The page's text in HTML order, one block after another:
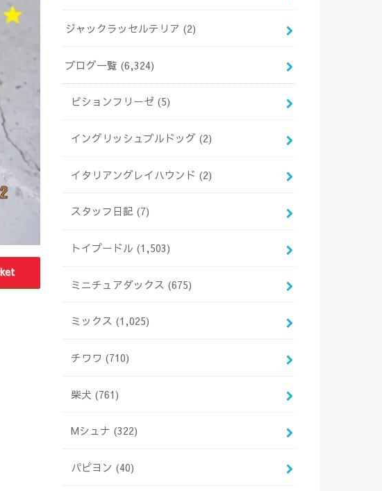
ジャックラッセルテリア (2)
ブログ一覧 (6,324)
ビションフリーゼ (5)
イングリッシュブルドッグ (2)
イタリアングレイハウンド (2)
スタッフ日記 (7)
トイプードル (1,503)
ミニチュアダックス (675)
ミックス (1,025)
チワワ (710)
柴犬 (761)
Mシュナ (322)
パピヨン (40)